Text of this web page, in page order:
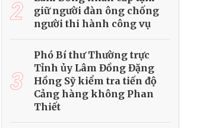
2
giữ người đàn ông chống
người thi hành công vụ
3
Phó Bí thư Thường trực
Tỉnh ủy Lâm Đồng Đặng
Hồng Sỹ kiểm tra tiến độ
Cảng hàng không Phan
Thiết